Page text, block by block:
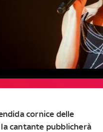
cornice delle
la cantante pubblicherà